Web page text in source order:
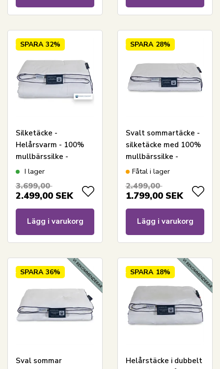
SPARA 32%
Silketäcke -
Helårsvarm - 100%
mullbärssilke -
150x210 cm - Nordic
I lager
3.699,00
2.499,00 SEK
Lägg i varukorg
SPARA 28%
Svalt sommartäcke -
silketäcke med 100%
mullbärssilke -
150x210 cm - Nordic
Fåtal i lager
2.499,00
1.799,00 SEK
Lägg i varukorg
SPARA 36%
Sval sommar
SPARA 18%
Helårstäcke i dubbelt